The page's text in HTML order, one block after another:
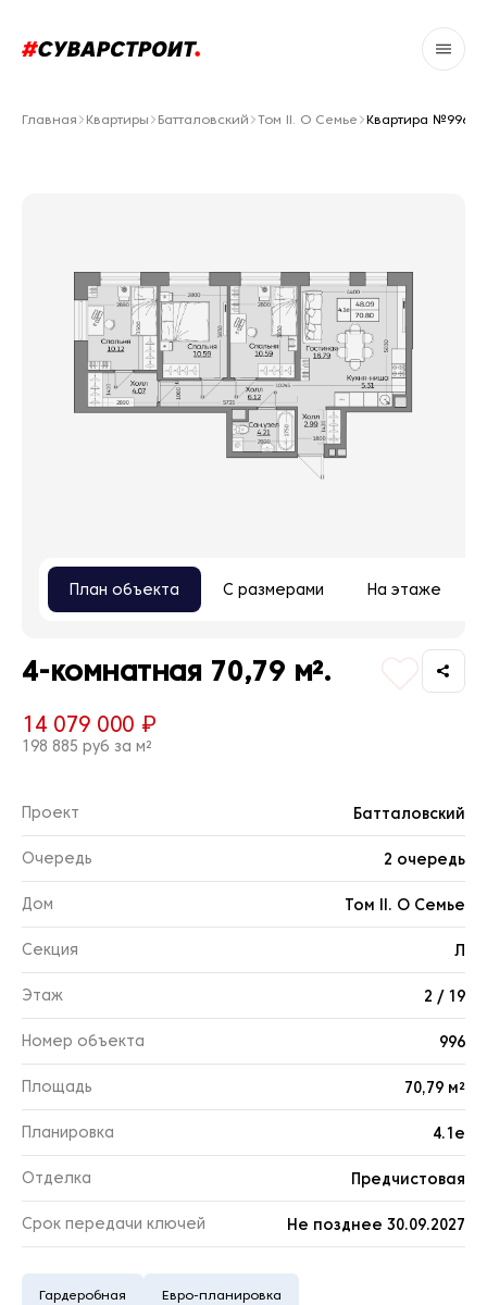
Главная Квартиры Батталовский Том II. О Семье Квартира №996
План объекта С размерами На этаже
4-комнатная 70,79 м².
14 079 000 ₽
198 885 руб за м²
Проект Батталовский
Очередь 2 очередь
Дом Том II. О Семье
Секция Л
Этаж 2 / 19
Номер объекта 996
Площадь 70,79 м²
Планировка 4.1е
Отделка Предчистовая
Срок передачи ключей Не позднее 30.09.2027
Гардеробная Евро-планировка